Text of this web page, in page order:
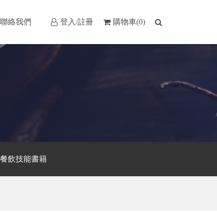
聯絡我們 登入/註冊 購物車(0)
餐飲技能書籍